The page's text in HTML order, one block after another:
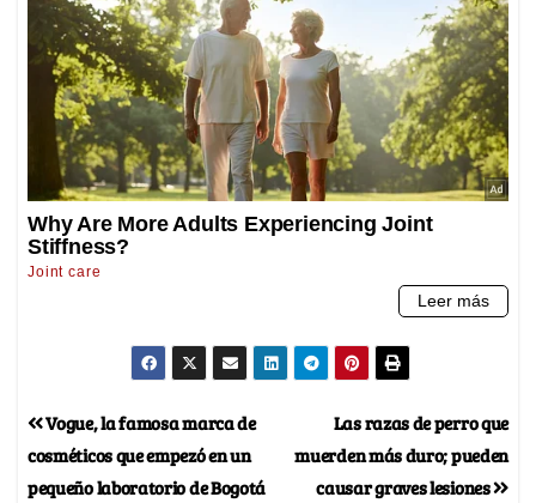
Las razas de perro que
muerden más duro; pueden
causar graves lesiones
Vogue, la famosa marca de
cosméticos que empezó en un
pequeño laboratorio de Bogotá